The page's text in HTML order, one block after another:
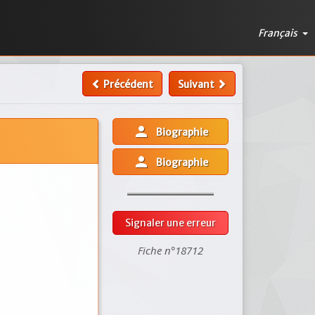
Français
Précédent Suivant
person Biographie
person Biographie
Signaler une erreur
Fiche n°18712